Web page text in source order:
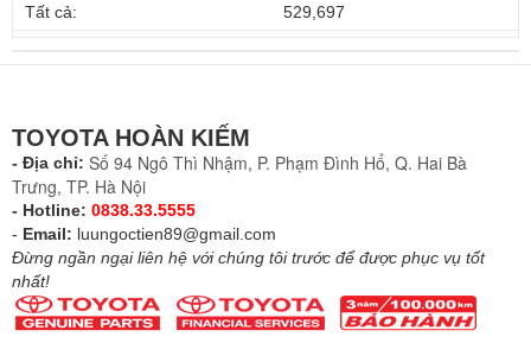
Tất cả:
529,697
TOYOTA HOÀN KIẾM
- Địa chỉ: Số 94 Ngô Thì Nhậm, P. Phạm Đình Hổ, Q. Hai Bà
Trưng, TP. Hà Nội
- Hotline: 0838.33.5555
- Email: luungoctien89@gmail.com
Đừng ngần ngại liên hệ với chúng tôi trước để được phục vụ tốt
nhất!